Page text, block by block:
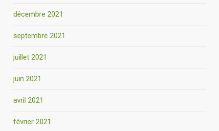
décembre 2021
septembre 2021
juillet 2021
juin 2021
avril 2021
février 2021